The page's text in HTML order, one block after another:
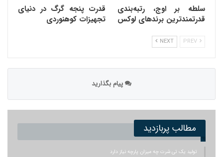
سلطه بر اوج، رتبه‌بندی
قدرتمندترین برندهای لوکس
قدرت پنجه گرگ در دنیای
تجهیزات کوهنوردی
NEXT
پیام بگذارید
مطالب پربازدید
تولید یک تی شرت چه میزان پارچه نیاز دارد